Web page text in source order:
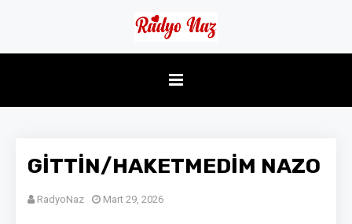
GİTTİN/HAKETMEDİM NAZO
RadyoNaz Mart 29, 2026